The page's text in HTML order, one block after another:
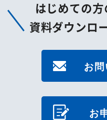
はじめての方
資料ダウンロ
お
お